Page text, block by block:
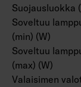
Suojausluokka
Soveltuu
(min) (W)
Soveltuu
(max) (W)
Valaisimen